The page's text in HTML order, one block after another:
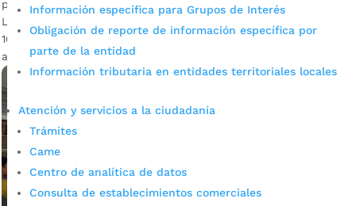
Información específica para Grupos de Interés
Obligación de reporte de información específica por
parte de la entidad
Información tributaria en entidades territoriales locales
Atención y servicios a la ciudadanía
Trámites
Came
Centro de analítica de datos
Consulta de establecimientos comerciales
por admin_prensa Abr 27, 2025 |Noticias
La celebración del Día Mundial del Circo reunió a más de
100 artistas y cientos de familias de Bucaramanga en torno
a la magia y el talento.